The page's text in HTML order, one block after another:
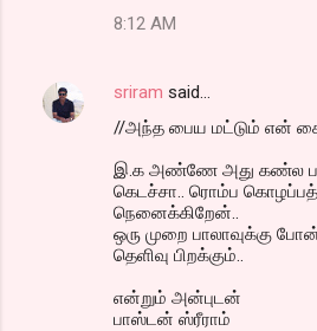
8:12 AM
sriram said…
//அந்த பைய மட்டும் என்
இ.க அண்ணே அது கண்ல
கெடச்சா.. ரொம்ப
நெனைக்கிறேன்..
ஒரு முறை பாலாவுக்கு
தெளிவு பிறக்கும்..
என்றும் அன்புடன்
பாஸ்டன் ஸ்ரீராம்